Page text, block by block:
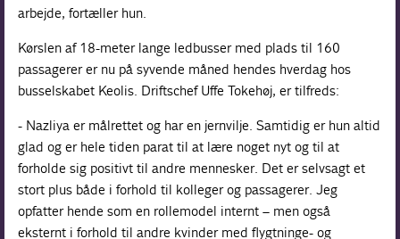
arbejde, fortæller hun.
Kørslen af 18-meter lange ledbusser med plads til 160
passagerer er nu på syvende måned hendes hverdag hos
busselskabet Keolis . Driftschef Uffe Tokehøj, er tilfreds:
- Nazliya er målrettet og har en jernvilje. Samtidig er hun altid
glad og er hele tiden parat til at lære noget nyt og til at
forholde sig positivt til andre mennesker. Det er selvsagt et
stort plus både i forhold til kolleger og passagerer. Jeg
opfatter hende som en rollemodel internt – men også
eksternt i forhold til andre kvinder med flygtninge- og